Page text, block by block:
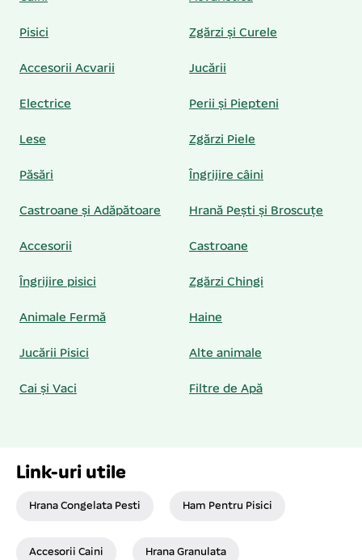
Pisici Zgărzi și Curele
Accesorii Acvarii Jucării
Electrice Perii și Piepteni
Lese Zgărzi Piele
Păsări Îngrijire câini
Castroane și Adăpătoare Hrană Pești și Broscuțe
Accesorii Castroane
Îngrijire pisici Zgărzi Chingi
Animale Fermă Haine
Jucării Pisici Alte animale
Cai și Vaci Filtre de Apă
Link-uri utile
Hrana Congelata Pesti Ham Pentru Pisici
Accesorii Caini Hrana Granulata